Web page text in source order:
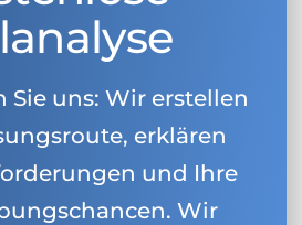
Sie uns: Wir erstellen
erklären
und Ihre
Wir